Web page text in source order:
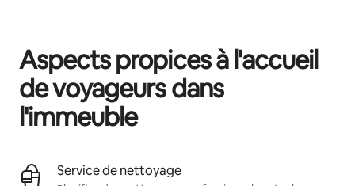
Aspects propices à l'accueil
de voyageurs dans
l'immeuble
Service de nettoyage